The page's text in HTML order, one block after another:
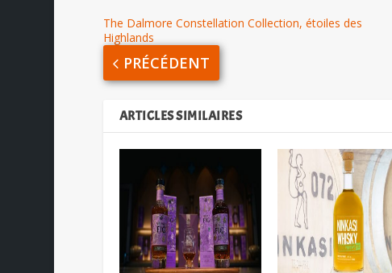
The Dalmore Constellation Collection, étoiles des
Highlands
PRÉCÉDENT
ARTICLES SIMILAIRES